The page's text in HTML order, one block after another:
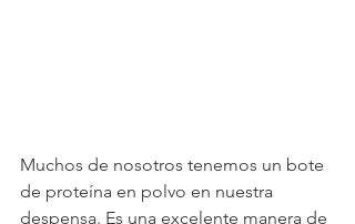
Muchos de nosotros tenemos un bote
de proteína en polvo en nuestra
despensa. Es una excelente manera de